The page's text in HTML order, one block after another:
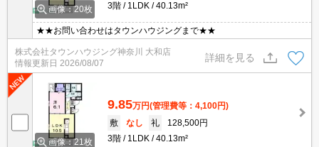
画像：20枚
3階
1LDK 40.13m²
★★お問い合わせはタウンハウジングまで★★
株式会社タウンハウジング神奈川 大和店
情報更新日 2026/08/07
詳細を見る
画像：21枚
9.85万円(管理費等：4,100円)
敷
なし 礼
128,500円
3階
1LDK 40.13m²